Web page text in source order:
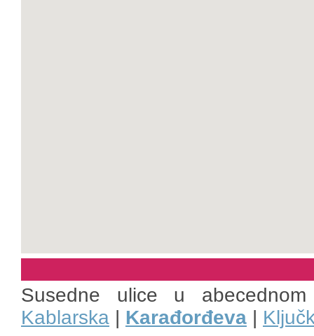
Susedne ulice u
Kablarska | Karađorđeva |